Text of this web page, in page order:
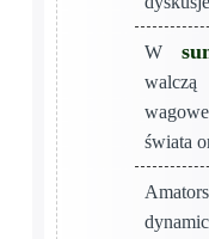
W
walczą
świata